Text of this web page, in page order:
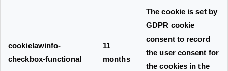
cookielawinfo-
checkbox-functional
11
months
The cookie is set by
GDPR cookie
consent to record
the user consent for
the cookies in the